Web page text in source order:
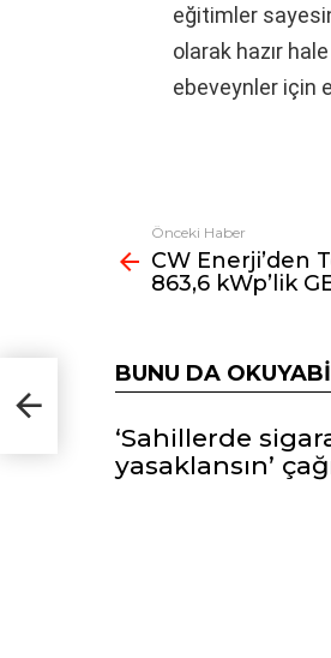
eğitimler
olarak hazır
ebeveynler için
Fazlasına
bak
Önceki Haber
CW Enerji’den
863,6 kWp’lik
BUNU DA
‘Sahillerde
yasaklansın’